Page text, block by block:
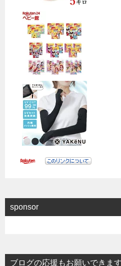
sponsor
ブログの応援もお願いできま